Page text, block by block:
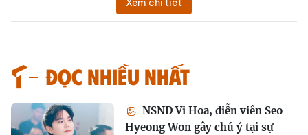
Xem chi tiết
Đọc nhiều nhất
NSND Vi Hoa, diễn viên Seo
Hyeong Won gây chú ý tại sự